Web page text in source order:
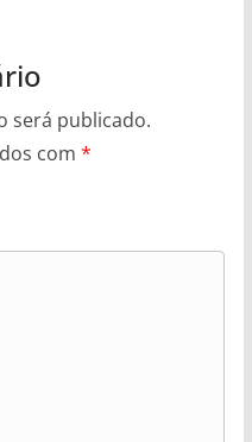
será publicado.
com *